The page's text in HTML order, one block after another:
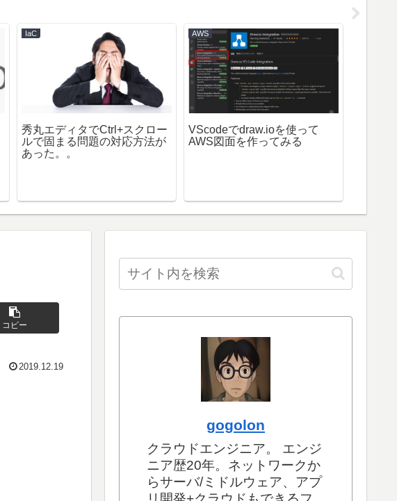
IaC
秀丸エディタでCtrl+スクロー
ルで固まる問題の対応方法が
あった。。
AWS
VScodeでdraw.ioを使って
AWS図面を作ってみる
コピー
2019.12.19
gogolon
クラウドエンジニア。 エンジ
ニア歴20年。ネットワークか
らサーバ/ミドルウェア、アプ